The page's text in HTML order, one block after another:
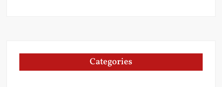
Categories